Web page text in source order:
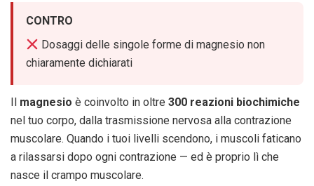
CONTRO
Dosaggi delle singole forme di magnesio non
chiaramente dichiarati
magnesio è coinvolto in oltre 300 reazioni biochimiche
nel tuo corpo, dalla trasmissione nervosa alla contrazione
muscolare. Quando i tuoi livelli scendono, i muscoli faticano
a rilassarsi dopo ogni contrazione — ed è proprio lì che
nasce il crampo muscolare.